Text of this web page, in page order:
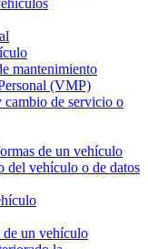
mantenimiento
(VMP)
de servicio o
de un vehículo
del vehículo o de datos
un vehículo